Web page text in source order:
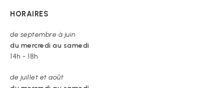
HORAIRES
de septembre à juin
du mercredi au samedi
14h - 18h
de juillet et août